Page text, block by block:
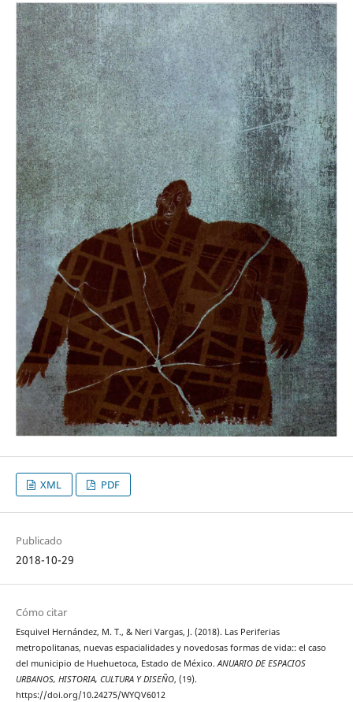
XML PDF
Publicado
2018-10-29
Cómo citar
Esquivel Hernández, M. T., & Neri Vargas, J. (2018). Las Periferias
metropolitanas, nuevas espacialidades y novedosas formas de vida:: el caso
del municipio de Huehuetoca, Estado de México.ANUARIO DE ESPACIOS
URBANOS, HISTORIA, CULTURA Y DISEÑO, (19).
https://doi.org/10.24275/WYQV6012